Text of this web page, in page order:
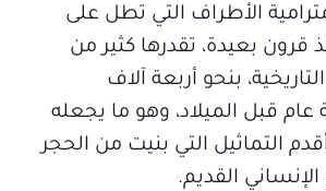
الأطراف التي تطل على
قرون بعيدة، تقدرها كثير من
بنحو أربعة آلاف
قبل الميلاد، وهو ما يجعله
التماثيل التي بنيت من الحجر
الإنساني القديم.